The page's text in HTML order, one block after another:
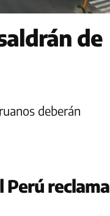
de
deberán
Perú reclama